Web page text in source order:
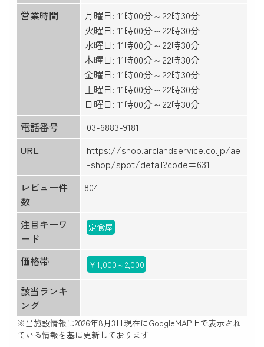
営業時間
月曜日: 11時00分～22時30分
火曜日: 11時00分～22時30分
水曜日: 11時00分～22時30分
木曜日: 11時00分～22時30分
金曜日: 11時00分～22時30分
土曜日: 11時00分～22時30分
日曜日: 11時00分～22時30分
電話番号
03-6883-9181
URL
https://shop.arclandservice.co.jp/ae
-shop/spot/detail?code=631
レビュー件
数
804
注目キーワ
ード
定食屋
価格帯 ￥1,000～2,000
該当ランキ
ング
※当施設情報は2026年8月3日現在にGoogleMAP上で表示され
ている情報を基に更新しております